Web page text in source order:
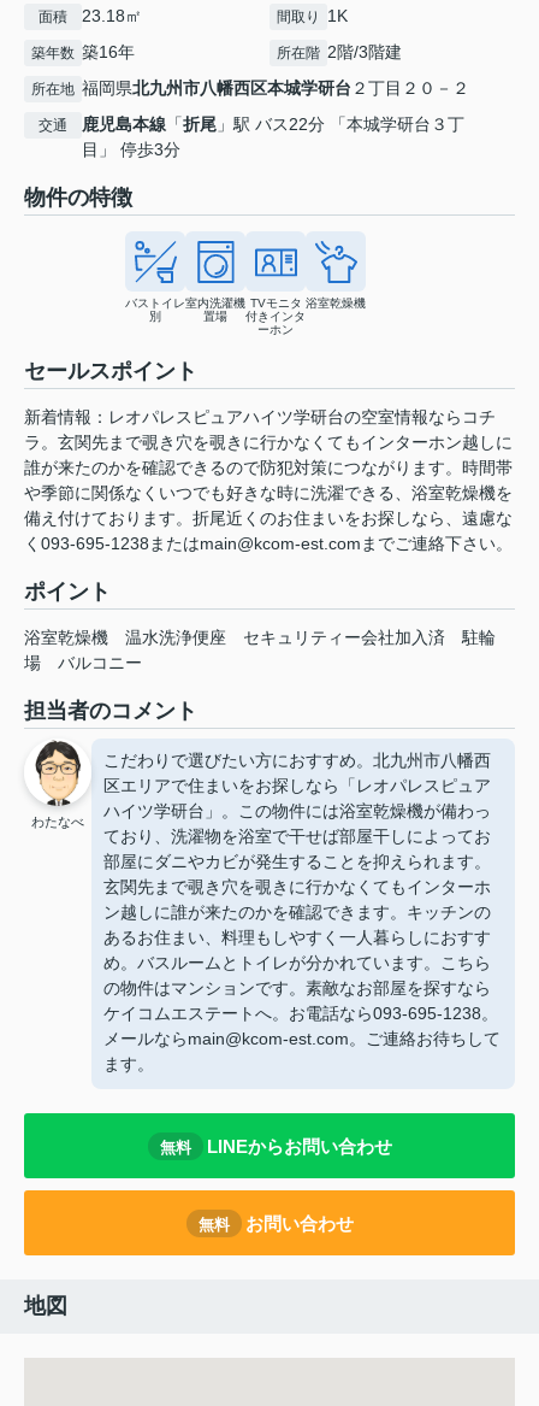
面積 23.18㎡ 間取り 1K
築年数 築16年 所在階 2階/3階建
所在地 福岡県北九州市八幡西区本城学研台 ２丁目２０－２
交通 鹿児島本線 「折尾 」駅 バス22分 「本城学研台３丁
目」 停歩3分
物件の特徴
バストイレ
別
室内洗濯機
置場
TVモニタ
付きインタ
ーホン
浴室乾燥機
セールスポイント
新着情報：レオパレスピュアハイツ学研台の空室情報ならコチ
ラ。玄関先まで覗き穴を覗きに行かなくてもインターホン越しに
誰が来たのかを確認できるので防犯対策につながります。時間帯
や季節に関係なくいつでも好きな時に洗濯できる、浴室乾燥機を
備え付けております。折尾近くのお住まいをお探しなら、遠慮な
く093-695-1238またはmain@kcom-est.comまでご連絡下さい。
ポイント
浴室乾燥機 温水洗浄便座 セキュリティー会社加入済
駐輪
場
バルコニー
担当者のコメント
わたなべ
こだわりで選びたい方におすすめ。北九州市八幡西
区エリアで住まいをお探しなら「レオパレスピュア
ハイツ学研台」。この物件には浴室乾燥機が備わっ
ており、洗濯物を浴室で干せば部屋干しによってお
部屋にダニやカビが発生することを抑えられます。
玄関先まで覗き穴を覗きに行かなくてもインターホ
ン越しに誰が来たのかを確認できます。キッチンの
あるお住まい、料理もしやすく一人暮らしにおすす
め。バスルームとトイレが分かれています。こちら
の物件はマンションです。素敵なお部屋を探すなら
ケイコムエステートへ。お電話なら093-695-1238。
メールならmain@kcom-est.com。ご連絡お待ちして
ます。
無料 LINEからお問い合わせ
無料 お問い合わせ
地図